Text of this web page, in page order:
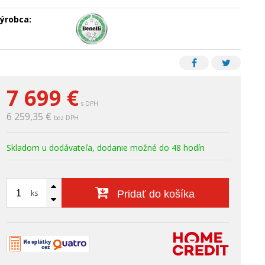
7 699 € s DPH
6 259,35 € bez DPH
Skladom u dodávateľa, dodanie možné do 48 hodín
ks Pridať do košíka